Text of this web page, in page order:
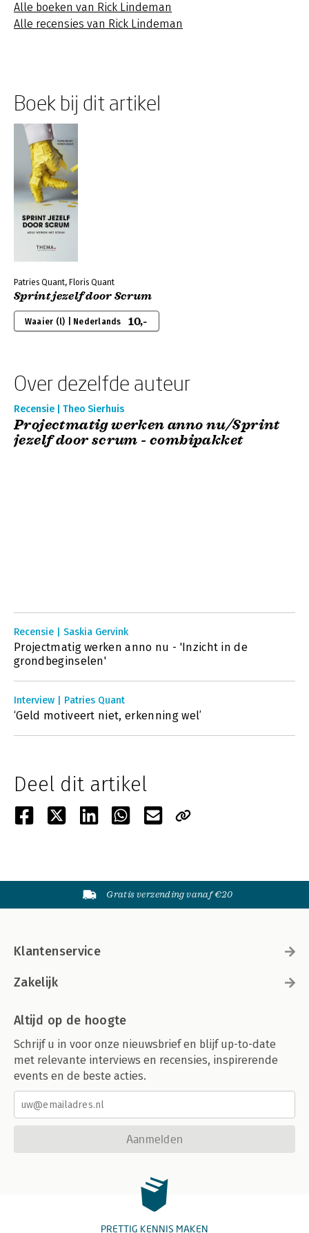
Alle boeken van Rick Lindeman
Alle recensies van Rick Lindeman
Boek bij dit artikel
Patries Quant, Floris Quant
Sprint jezelf door Scrum
Waaier (l) | Nederlands 10,-
Over dezelfde auteur
Recensie | Theo Sierhuis
Projectmatig werken anno nu/Sprint
jezelf door scrum - combipakket
Recensie | Saskia Gervink
Projectmatig werken anno nu - 'Inzicht in de
grondbeginselen'
Interview | Patries Quant
‘Geld motiveert niet, erkenning wel’
Deel dit artikel
Gratis verzending vanaf €20
Klantenservice
Zakelijk
Altijd op de hoogte
Schrijf u in voor onze nieuwsbrief en blijf up-to-date
met relevante interviews en recensies, inspirerende
events en de beste acties.
Aanmelden
PRETTIG KENNIS MAKEN